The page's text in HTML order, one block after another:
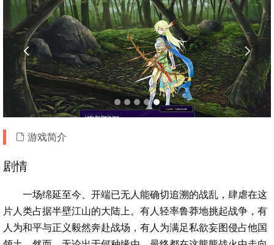
 
游戏简介
剧情
一场绵延至今、开端已无人能确切追溯的战乱，肆虐在这
片人类占据半壁江山的大陆上。有人轻率鲁莽地挑起战争，有
人为和平与正义毅然奔赴战场，有人为满足私欲妄图侵占他国